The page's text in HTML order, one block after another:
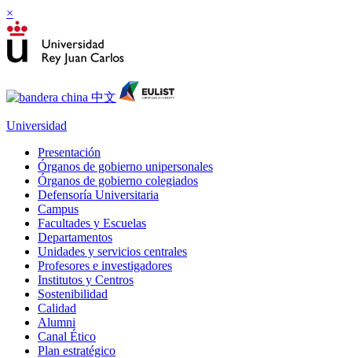
×
Universidad
Presentación
Órganos de gobierno unipersonales
Órganos de gobierno colegiados
Defensoría Universitaria
Campus
Facultades y Escuelas
Departamentos
Unidades y servicios centrales
Profesores e investigadores
Institutos y Centros
Sostenibilidad
Calidad
Alumni
Canal Ético
Plan estratégico